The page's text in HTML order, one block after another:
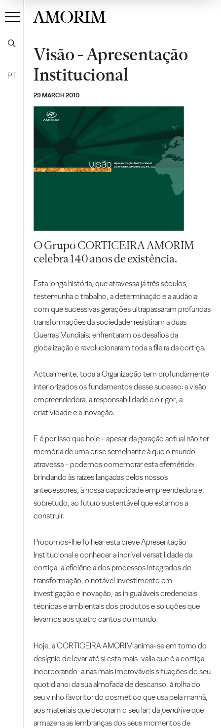
PT
AMORIM
Visão - Apresentação
Institucional
29 MARCH 2010
O Grupo CORTICEIRA AMORIM
celebra 140 anos de existência.
Esta longa história, que atravessa já três séculos,
testemunha o trabalho, a determinação e a audácia
com que sucessivas gerações ultrapassaram profundas
transformações da sociedade; resistiram a duas
Guerras Mundiais; enfrentaram os desafios da
globalização e revolucionaram toda a fileira da cortiça.
Actualmente, toda a Organização tem profundamente
interiorizados os fundamentos desse sucesso: a visão
empreendedora, a responsabilidade e o rigor, a
criatividade e a inovação.
E é por isso que hoje - apesar da geração actual não ter
memória de uma crise semelhante à que o mundo
atravessa - podemos comemorar esta efeméride:
brindando às raízes lançadas pelos nossos
antecessores, à nossa capacidade empreendedora e,
sobretudo, ao futuro sustentável que estamos a
construir.
Propomos-lhe folhear esta breve Apresentação
Institucional e conhecer a incrível versatilidade da
cortiça, a eficiência dos processos integrados de
transformação, o notável investimento em
investigação e inovação, as inigualáveis credenciais
técnicas e ambientais dos produtos e soluções que
levamos aos quatro cantos do mundo.
Hoje, a CORTICEIRA AMORIM anima-se em torno do
desígnio de levar até si esta mais-valia que é a cortiça,
incorporando-a nas mais improváveis situações do seu
quotidiano: da sua almofada de descanso, à rolha do
seu vinho favorito; do cosmético que usa pela manhã,
aos materiais que decoram o seu lar; da pendriveque
armazena as lembranças dos seus momentos de